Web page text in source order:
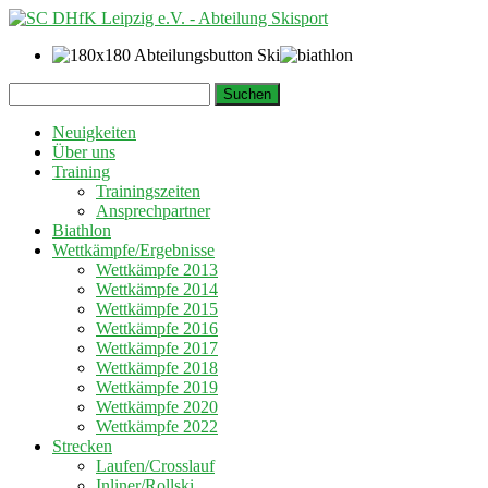
zum
Inhalt
nach:
Neuigkeiten
Über uns
Training
Trainingszeiten
Ansprechpartner
Biathlon
Wettkämpfe/Ergebnisse
Wettkämpfe 2013
Wettkämpfe 2014
Wettkämpfe 2015
Wettkämpfe 2016
Wettkämpfe 2017
Wettkämpfe 2018
Wettkämpfe 2019
Wettkämpfe 2020
Wettkämpfe 2022
Strecken
Laufen/Crosslauf